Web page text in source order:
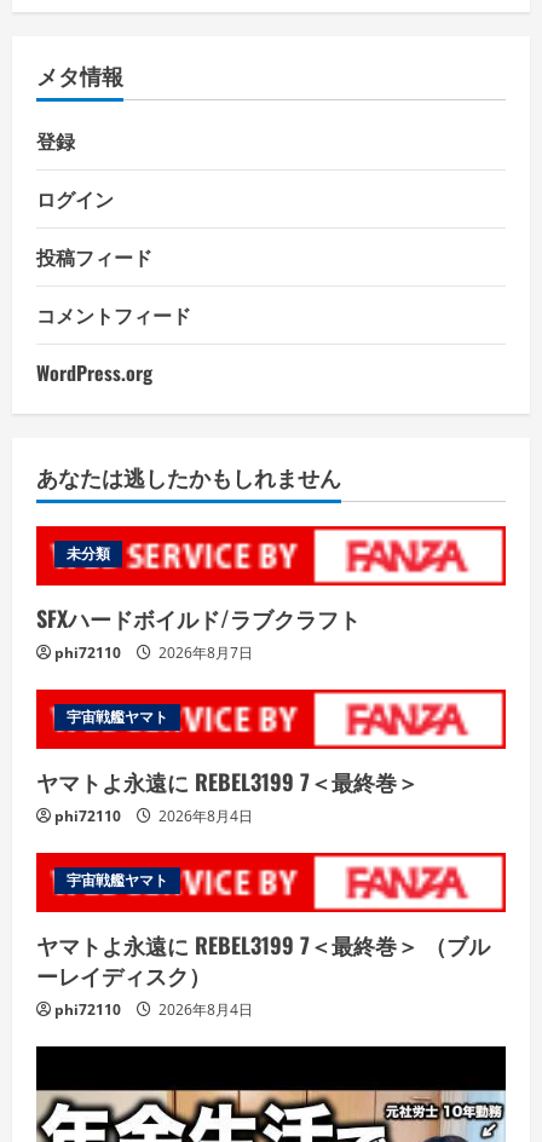
メタ情報
登録
ログイン
投稿フィード
コメントフィード
WordPress.org
あなたは逃したかもしれません
未分類
SFXハードボイルド/ラブクラフト
phi72110 2026年8月7日
宇宙戦艦ヤマト
ヤマトよ永遠に REBEL3199 7＜最終巻＞
phi72110 2026年8月4日
宇宙戦艦ヤマト
ヤマトよ永遠に REBEL3199 7＜最終巻＞ （ブル
ーレイディスク）
phi72110 2026年8月4日